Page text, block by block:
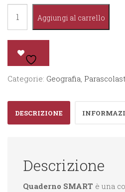
Geografia
Aggiungi al carrello
Categorie: Geografia,
DESCRIZIONE
Descrizione
Quaderno SMART è una